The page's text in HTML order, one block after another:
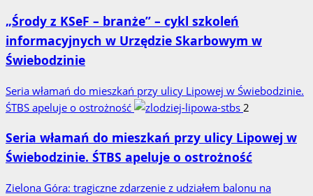
„Środy z KSeF – branże” – cykl szkoleń
informacyjnych w Urzędzie Skarbowym w
Świebodzinie
Seria włamań do mieszkań przy ulicy Lipowej w Świebodzinie.
ŚTBS apeluje o ostrożność
2
Seria włamań do mieszkań przy ulicy Lipowej w
Świebodzinie. ŚTBS apeluje o ostrożność
Zielona Góra: tragiczne zdarzenie z udziałem balonu na